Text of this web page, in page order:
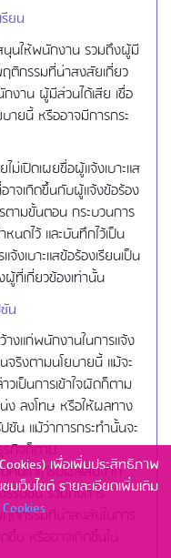
ยน
ให้พนักงาน รวมถึงผู้มี
ฤติกรรมที่น่าสงสัยเกี่ยว
งาน ผู้มีส่วนได้เสีย เชื่อ
ายนี้ หรืออาจมีการกระ
ปิดเผยชื่อผู้แจ้งเบาะแส
าจเกิดขึ้นกับผู้แจ้งข้อร้อง
ตามขั้นตอน กระบวนการ
ดไว้ และบันทึกไว้เป็น
เบาะแสข้อร้องเรียนเป็น
ที่เกี่ยวข้องเท่านั้น
น
งแก่พนักงานในการแจ้ง
จริงตามนโยบายนี้ แม้จะ
วเป็นการเข้าใจผิดก็ตาม
ง ลงโทษ หรือให้ผลทาง
น แม้ว่าการกระทำนั้นจะ
กิจก็ตาม
นใดได้รับผลเสียจาก
ร์รัปชัน รวมถึงการ
ติกรรมที่น่าสงสัยในการ
น หรืออาจเกิดขึ้นใน
เพื่อเพิ่มประสิทธิภาพ
มเว็บไซต์ รายละเอียดเพิ่มเติม